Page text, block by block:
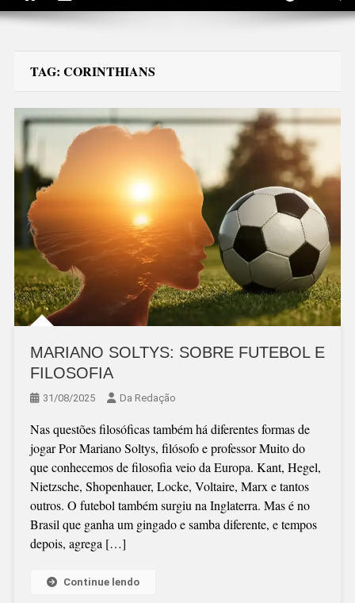
TAG: CORINTHIANS
MARIANO SOLTYS: SOBRE FUTEBOL E
FILOSOFIA
31/08/2025 Da Redação
Nas questões filosóficas também há diferentes formas de
jogar Por Mariano Soltys, filósofo e professor Muito do
que conhecemos de filosofia veio da Europa. Kant, Hegel,
Nietzsche, Shopenhauer, Locke, Voltaire, Marx e tantos
outros. O futebol também surgiu na Inglaterra. Mas é no
Brasil que ganha um gingado e samba diferente, e tempos
depois, agrega […]
Continue lendo